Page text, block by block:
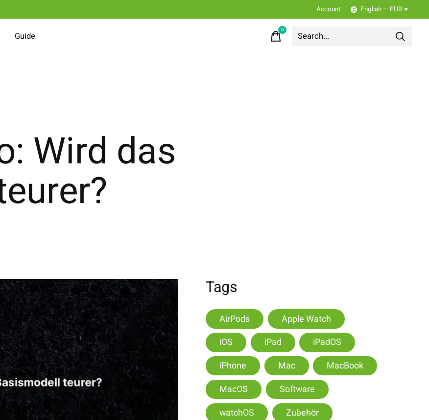
Account English — EUR
Guide
0items
Wird das
Tags
AirPods
Apple Watch
iOS
iPad
iPadOS
iPhone
Mac
MacBook
MacOS
Software
watchOS
Zubehör